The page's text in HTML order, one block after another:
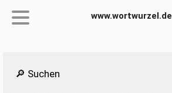
www.wortwurzel.de
🔎 Suchen